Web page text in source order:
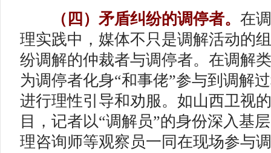
（四）矛盾纠纷的调停者。 在
理实践中，媒体不只是调解活动的
纷调解的仲裁者与调停者。在调解
为调停者化身“和事佬”参与到调解
进行理性引导和劝服。如山西卫视
目，记者以“调解员”的身份深入基
理咨询师等观察员一同在现场参与